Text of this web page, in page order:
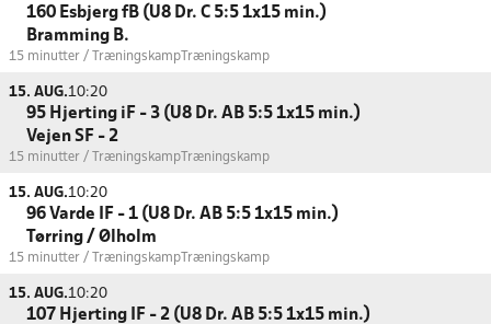
160 Esbjerg fB (U8 Dr. C 5:5 1x15 min.)
Bramming B.
15 minutter / Træningskamp Træningskamp
15. AUG.10:20
95 Hjerting iF - 3 (U8 Dr. AB 5:5 1x15 min.)
Vejen SF - 2
15 minutter / Træningskamp Træningskamp
15. AUG.10:20
96 Varde IF - 1 (U8 Dr. AB 5:5 1x15 min.)
Tørring / Ølholm
15 minutter / Træningskamp Træningskamp
15. AUG.10:20
107 Hjerting IF - 2 (U8 Dr. AB 5:5 1x15 min.)